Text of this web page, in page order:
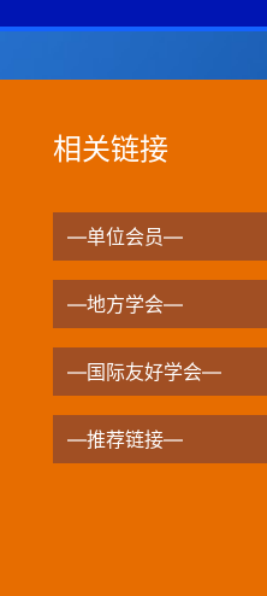
相关链接
—单位会员—
—地方学会—
—国际友好学会—
—推荐链接—